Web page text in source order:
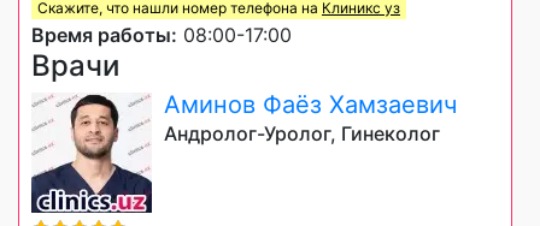
Скажите, что нашли номер телефона на Клиникс уз
Время работы: 08:00-17:00
Врачи
Аминов Фаёз Хамзаевич
Андролог-Уролог, Гинеколог